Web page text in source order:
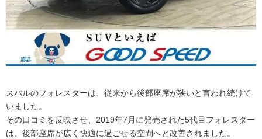
スバルのフォレスターは、従来から後部座席が狭いと言われ続けて
いました。
その口コミを反映させ、2019年7月に発売された5代目フォレスター
は、後部座席が広く快適に過ごせる空間へと改善されました。